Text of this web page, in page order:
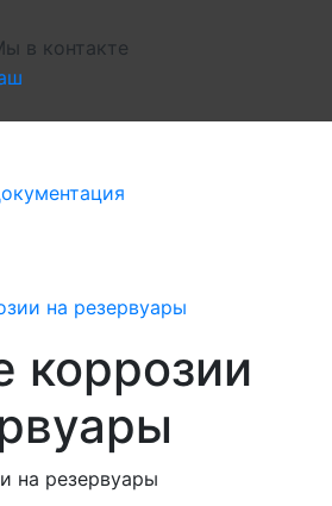
на резервуары
коррозии